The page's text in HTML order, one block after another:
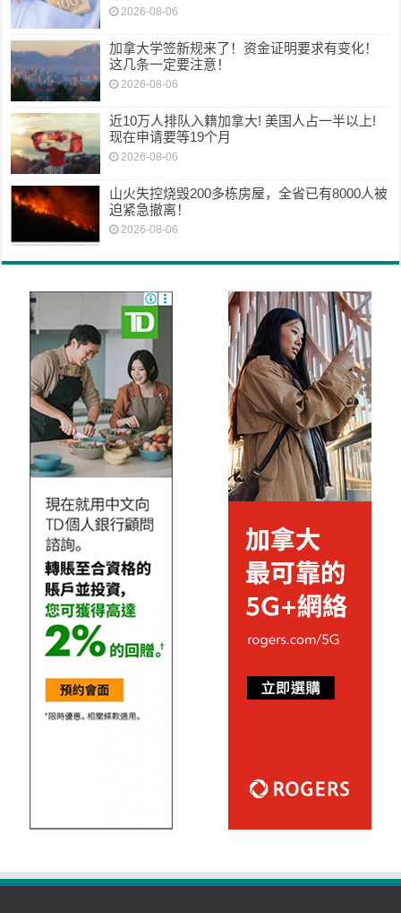
2026-08-06
加拿大学签新规来了！资金证明要求有变化！
这几条一定要注意！
2026-08-06
近10万人排队入籍加拿大! 美国人占一半以上!
现在申请要等19个月
2026-08-06
山火失控烧毁200多栋房屋，全省已有8000人被
迫紧急撤离！
2026-08-06